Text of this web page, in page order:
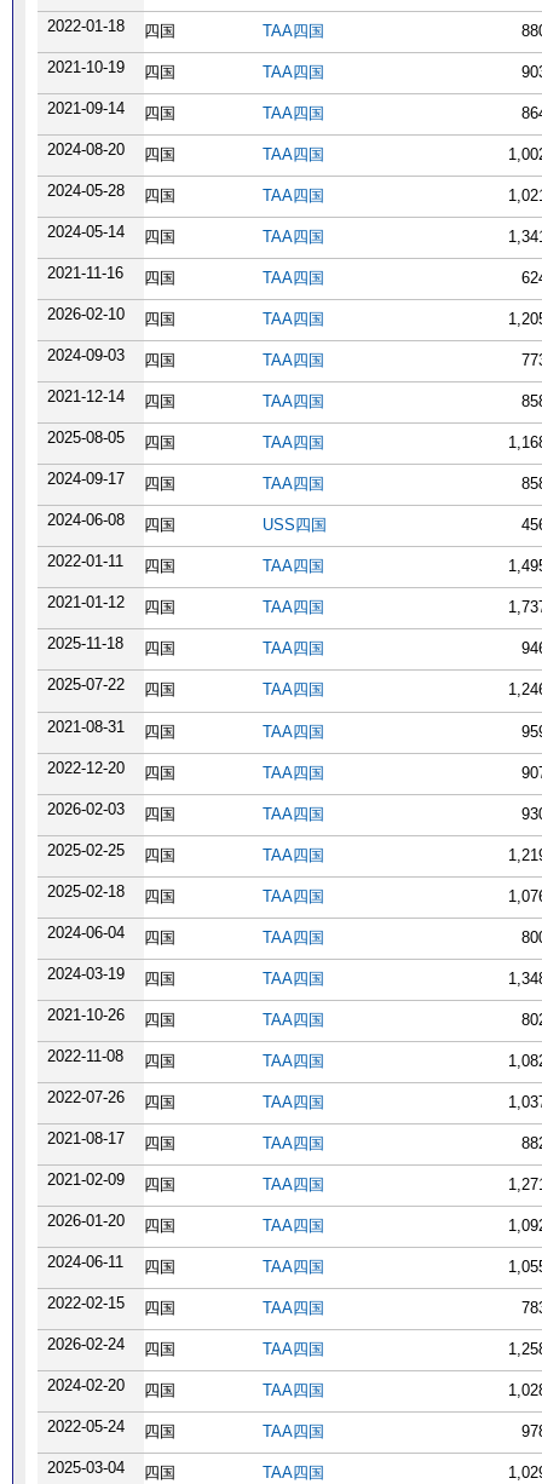
2022-01-18
四国 TAA四国
2021-10-19
四国 TAA四国
2021-09-14
四国 TAA四国
2024-08-20
四国 TAA四国
2024-05-28
四国 TAA四国
2024-05-14
四国 TAA四国
2021-11-16
四国 TAA四国
2026-02-10
四国 TAA四国
2024-09-03
四国 TAA四国
2021-12-14
四国 TAA四国
2025-08-05
四国 TAA四国
2024-09-17
四国 TAA四国
2024-06-08
四国 USS四国
2022-01-11
四国 TAA四国
2021-01-12
四国 TAA四国
2025-11-18
四国 TAA四国
2025-07-22
四国 TAA四国
2021-08-31 四国 TAA四国
2022-12-20
四国 TAA四国
2026-02-03
四国 TAA四国
2025-02-25
四国 TAA四国
2025-02-18
四国 TAA四国
2024-06-04
四国 TAA四国
2024-03-19
四国 TAA四国
2021-10-26
四国 TAA四国
2022-11-08
四国 TAA四国
2022-07-26
四国 TAA四国
2021-08-17
四国 TAA四国
2021-02-09
四国 TAA四国
2026-01-20
四国 TAA四国
2024-06-11
四国 TAA四国
2022-02-15
四国 TAA四国
2026-02-24
四国 TAA四国
2024-02-20
四国 TAA四国
2022-05-24
四国 TAA四国
2025-03-04
四国 TAA四国